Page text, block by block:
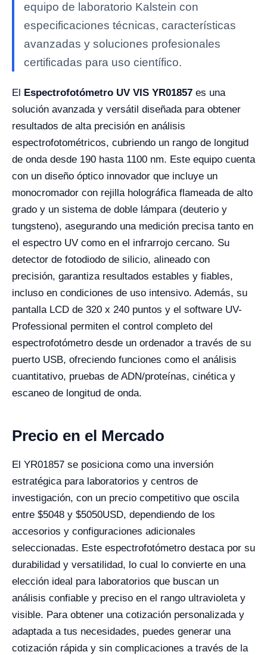
equipo de laboratorio Kalstein con
especificaciones técnicas, características
avanzadas y soluciones profesionales
certificadas para uso científico.
El Espectrofotómetro UV VIS YR01857 es una
solución avanzada y versátil diseñada para obtener
resultados de alta precisión en análisis
espectrofotométricos, cubriendo un rango de longitud
de onda desde 190 hasta 1100 nm. Este equipo cuenta
con un diseño óptico innovador que incluye un
monocromador con rejilla holográfica flameada de alto
grado y un sistema de doble lámpara (deuterio y
tungsteno), asegurando una medición precisa tanto en
el espectro UV como en el infrarrojo cercano. Su
detector de fotodiodo de silicio, alineado con
precisión, garantiza resultados estables y fiables,
incluso en condiciones de uso intensivo. Además, su
pantalla LCD de 320 x 240 puntos y el software UV-
Professional permiten el control completo del
espectrofotómetro desde un ordenador a través de su
puerto USB, ofreciendo funciones como el análisis
cuantitativo, pruebas de ADN/proteínas, cinética y
escaneo de longitud de onda.
Precio en el Mercado
El YR01857 se posiciona como una inversión
estratégica para laboratorios y centros de
investigación, con un precio competitivo que oscila
entre $5048 y $5050USD, dependiendo de los
accesorios y configuraciones adicionales
seleccionadas. Este espectrofotómetro destaca por su
durabilidad y versatilidad, lo cual lo convierte en una
elección ideal para laboratorios que buscan un
análisis confiable y preciso en el rango ultravioleta y
visible. Para obtener una cotización personalizada y
adaptada a tus necesidades, puedes generar una
cotización rápida y sin complicaciones a través de la